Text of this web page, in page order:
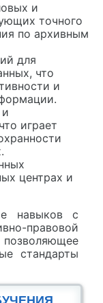
и
точного
по архивным
для
что
и
играет
центрах и
навыков с
правовой
позволяющее
стандарты